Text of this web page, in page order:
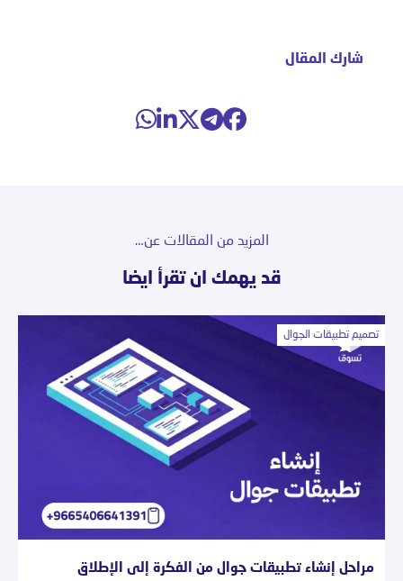
شارك المقال
المزيد من المقالات عن…
قد يهمك ان تقرأ ايضا
تصميم تطبيقات الجوال
مراحل إنشاء تطبيقات جوال من الفكرة إلى الإطلاق